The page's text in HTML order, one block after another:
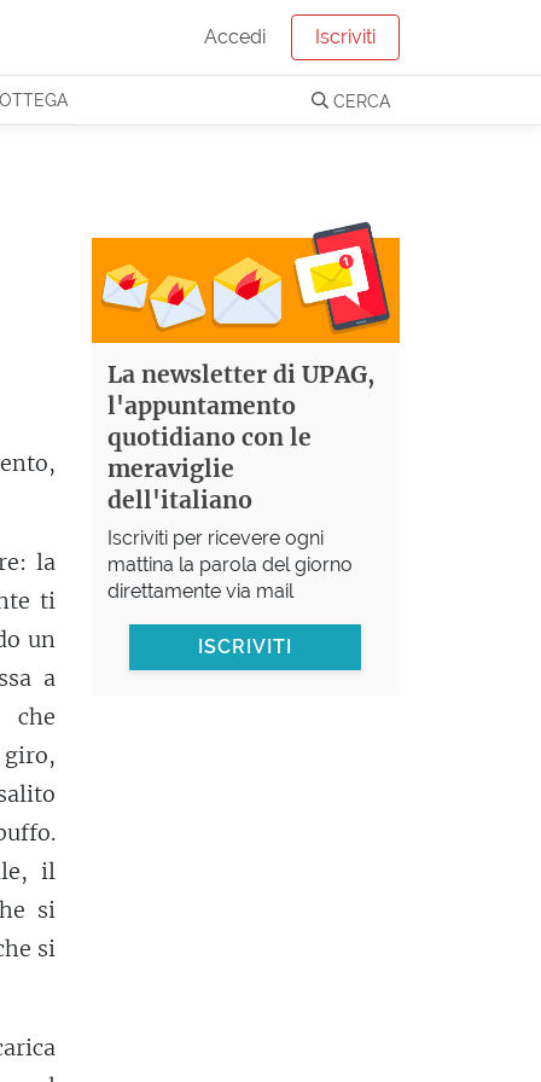
Accedi Iscriviti
CERCA
la
ti
un
a
che
giro,
il
si
si
La newsletter di UPAG,
l'appuntamento
quotidiano con le
meraviglie
dell'italiano
Iscriviti per ricevere ogni
mattina la parola del giorno
direttamente via mail
ISCRIVITI